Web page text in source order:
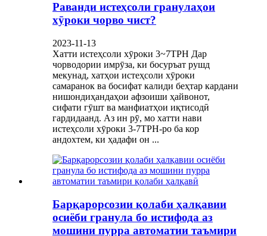
Раванди истеҳсоли гранулаҳои
хӯроки чорво чист?
2023-11-13
Хатти истеҳсоли хӯроки 3~7TPH Дар
чорводории имрӯза, ки босуръат рушд
мекунад, хатҳои истеҳсоли хӯроки
самаранок ва босифат калиди беҳтар кардани
нишондиҳандаҳои афзоиши ҳайвонот,
сифати гӯшт ва манфиатҳои иқтисодӣ
гардидаанд. Аз ин рӯ, мо хатти нави
истеҳсоли хӯроки 3-7TPH-ро ба кор
андохтем, ки ҳадафи он ...
Барқарорсозии қолаби ҳалқавии
осиёби гранула бо истифода аз
мошини пурра автоматии таъмири